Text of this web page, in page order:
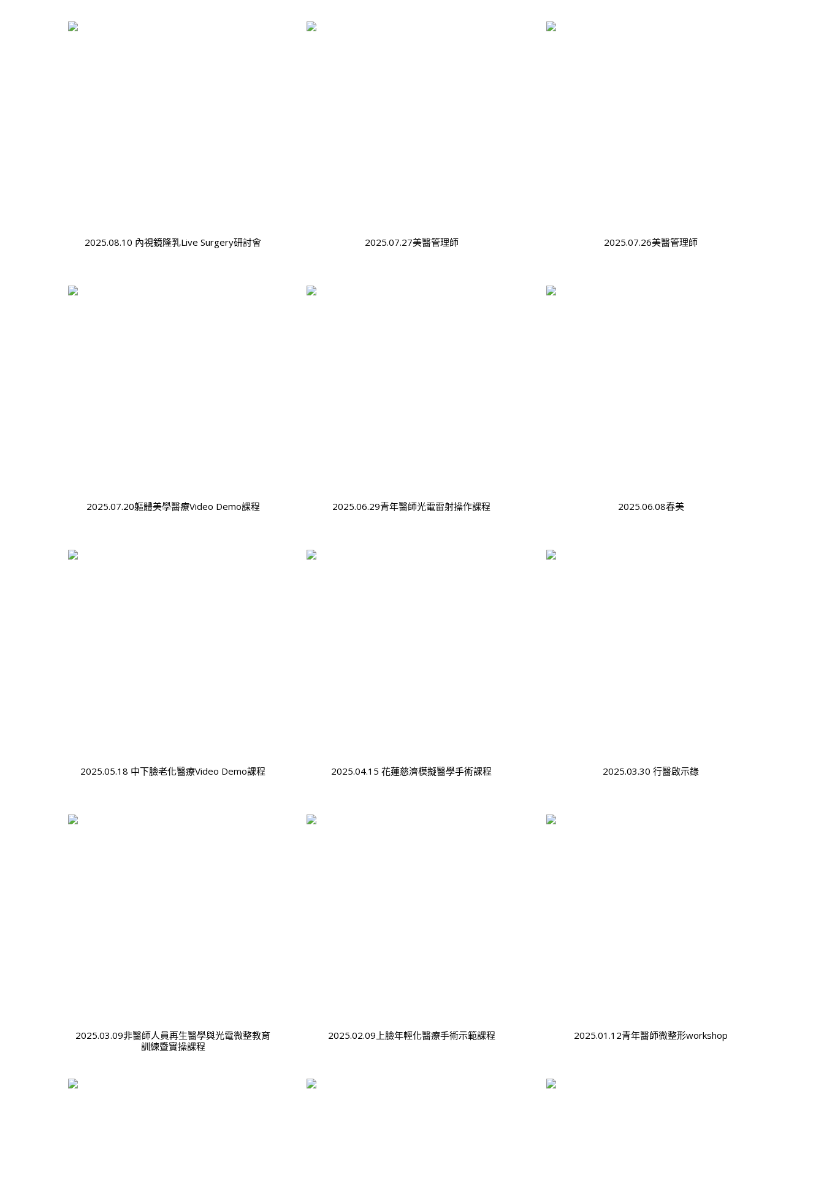
2025.08.10 內視鏡隆乳Live Surgery研討會 2025.07.27美醫管理師 2025.07.26美醫管理師
2025.07.20軀體美學醫療Video Demo課程 2025.06.29青年醫師光電雷射操作課程 2025.06.08春美
2025.05.18 中下臉老化醫療Video Demo課程 2025.04.15 花蓮慈濟模擬醫學手術課程 2025.03.30 行醫啟示錄
2025.03.09非醫師人員再生醫學與光電微整教育
訓練暨實操課程
2025.02.09上臉年輕化醫療手術示範課程 2025.01.12青年醫師微整形workshop